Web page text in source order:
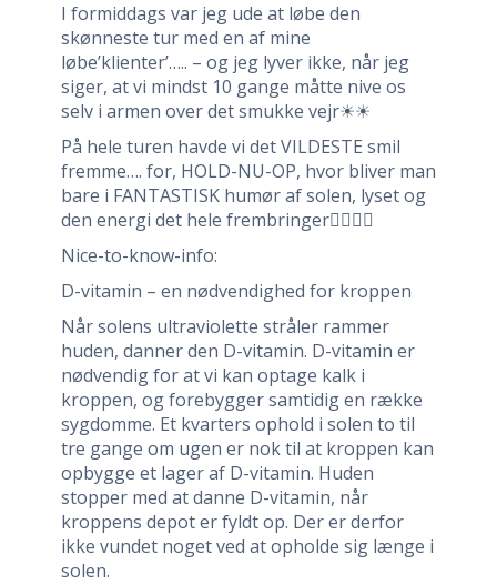
I formiddags var jeg ude at løbe den
skønneste tur med en af mine
løbe’klienter’….. – og jeg lyver ikke, når jeg
siger, at vi mindst 10 gange måtte nive os
selv i armen over det smukke vejr☀☀
På hele turen havde vi det VILDESTE smil
fremme…. for, HOLD-NU-OP, hvor bliver man
bare i FANTASTISK humør af solen, lyset og
den energi det hele frembringer👌🏻👌🏻
Nice-to-know-info:
D-vitamin – en nødvendighed for kroppen
Når solens ultraviolette stråler rammer
huden, danner den D-vitamin. D-vitamin er
nødvendig for at vi kan optage kalk i
kroppen, og forebygger samtidig en række
sygdomme. Et kvarters ophold i solen to til
tre gange om ugen er nok til at kroppen kan
opbygge et lager af D-vitamin. Huden
stopper med at danne D-vitamin, når
kroppens depot er fyldt op. Der er derfor
ikke vundet noget ved at opholde sig længe i
solen.